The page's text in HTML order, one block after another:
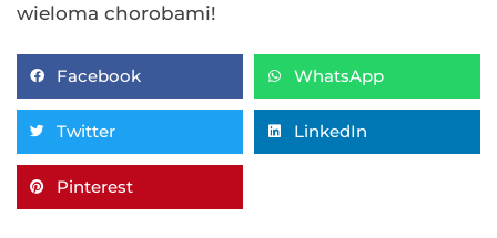
wieloma chorobami!
Facebook WhatsApp
Twitter LinkedIn
Pinterest